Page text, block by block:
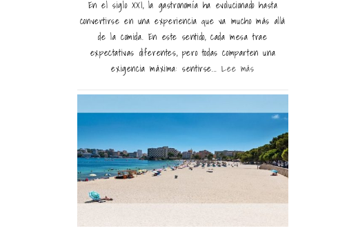
En el siglo XXI, la gastronomía ha evolucionado hasta
convertirse en una experiencia que va mucho más allá
de la comida. En este sentido, cada mesa trae
expectativas diferentes, pero todas comparten una
exigencia máxima: sentirse...Lee más